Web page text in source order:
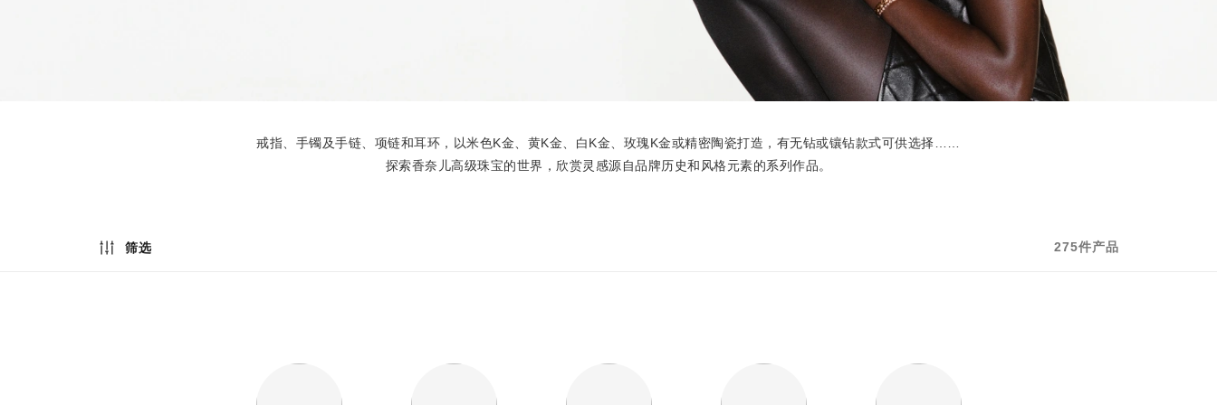
戒指、手镯及手链、项链和耳环，以米色K金、黄K金、白K金、玫瑰K金或精密陶瓷打造，有无钻或镶钻款式可供选择……
探索香奈儿高级珠宝的世界，欣赏灵感源自品牌历史和风格元素的系列作品。
275件产品
筛选